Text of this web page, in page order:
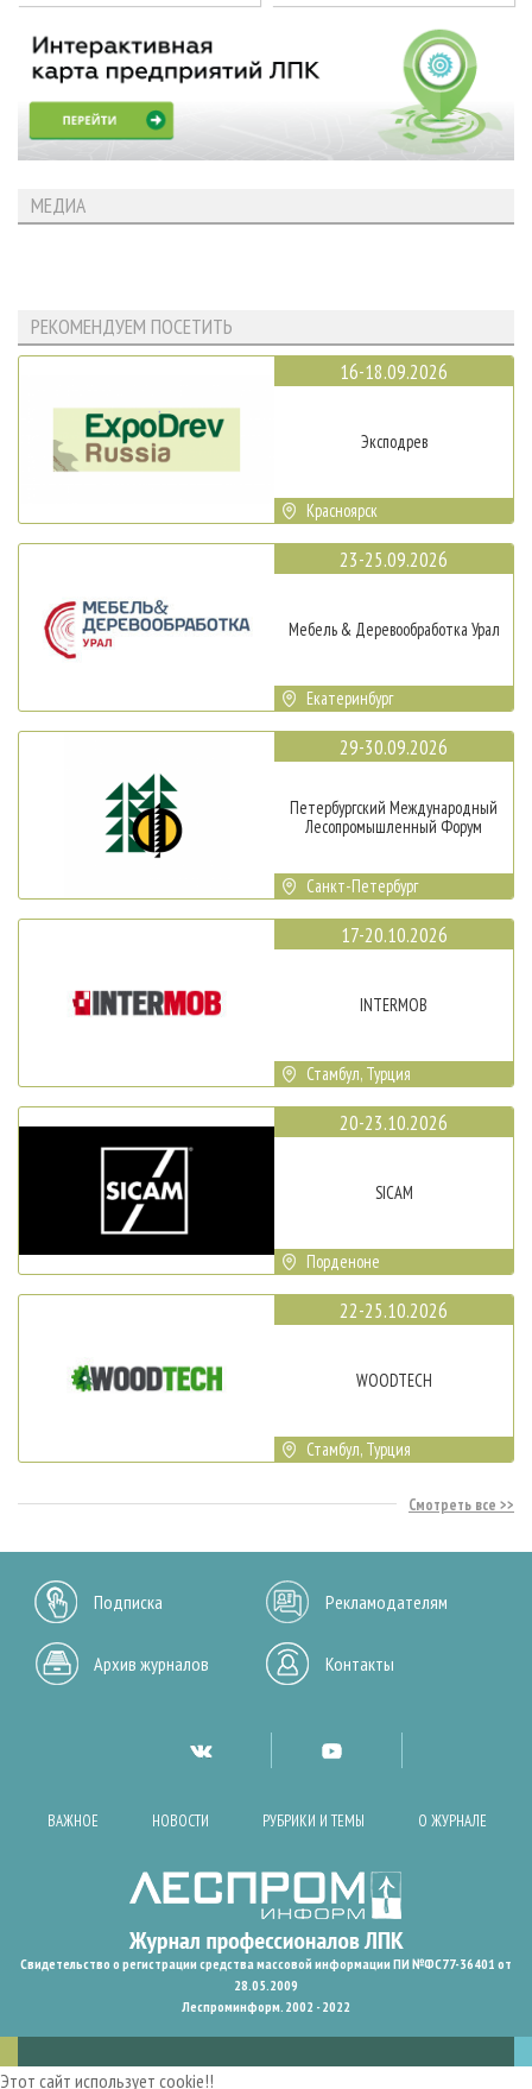
МЕДИА
РЕКОМЕНДУЕМ ПОСЕТИТЬ
16-18.09.2026
Эксподрев
Красноярск
23-25.09.2026
Мебель & Деревообработка Урал
Екатеринбург
29-30.09.2026
Петербургский Международный
Лесопромышленный Форум
Санкт-Петербург
17-20.10.2026
INTERMOB
Стамбул, Турция
20-23.10.2026
SICAM
Порденоне
22-25.10.2026
WOODTECH
Стамбул, Турция
Смотреть все
Подписка Рекламодателям
Архив журналов Контакты
ВАЖНОЕ НОВОСТИ РУБРИКИ И ТЕМЫ О ЖУРНАЛЕ
Свидетельство о регистрации средства массовой информации ПИ №ФС77-36401 от
28.05.2009
Леспроминформ. 2002 - 2022
Этот сайт использует cookie!!